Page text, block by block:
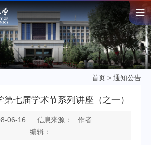
首页 > 通知公告
第七届学术节系列讲座（之一）
06-16
信息来源： 作者
编辑：